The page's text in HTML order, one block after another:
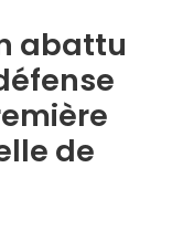
abattu
de